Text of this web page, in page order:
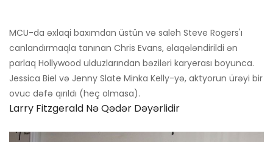
MCU-da əxlaqi baxımdan üstün və saleh Steve Rogers'ı
canlandırmaqla tanınan Chris Evans, əlaqələndirildi ən
parlaq Hollywood ulduzlarından bəziləri karyerası boyunca.
Jessica Biel və Jenny Slate Minka Kelly-yə, aktyorun ürəyi bir
ovuc dəfə qırıldı (heç olmasa).
Larry Fitzgerald Nə Qədər Dəyərlidir